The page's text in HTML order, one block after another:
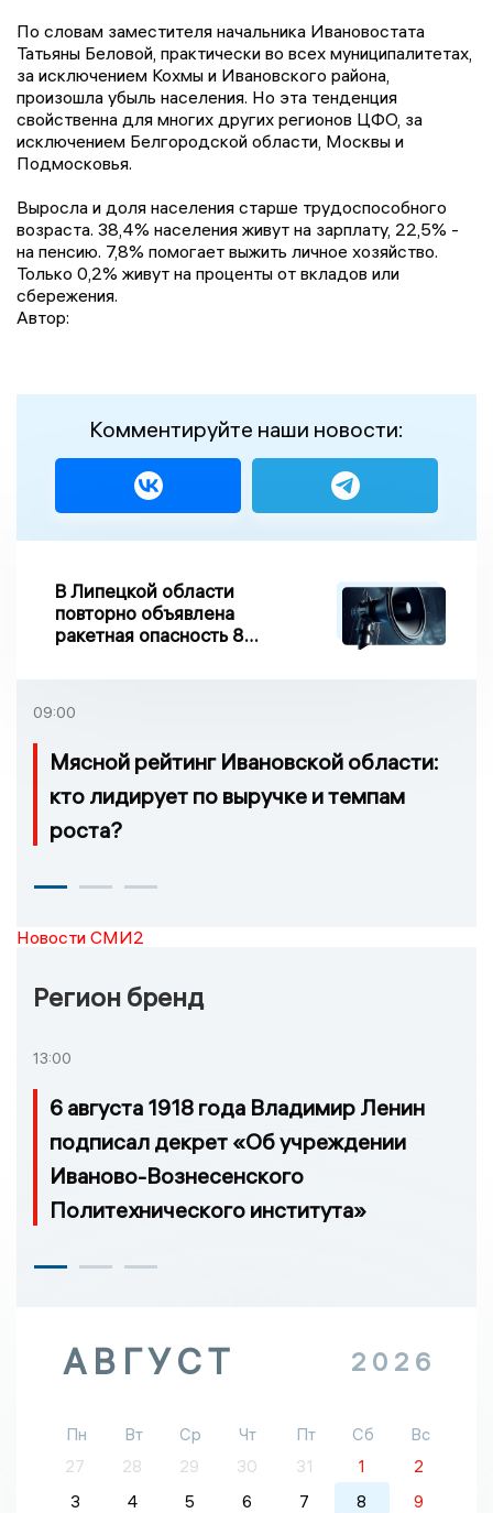
По словам заместителя начальника Ивановостата
Татьяны Беловой, практически во всех муниципалитетах,
за исключением Кохмы и Ивановского района,
произошла убыль населения. Но эта тенденция
свойственна для многих других регионов ЦФО, за
исключением Белгородской области, Москвы и
Подмосковья.
Выросла и доля населения старше трудоспособного
возраста. 38,4% населения живут на зарплату, 22,5% -
на пенсию. 7,8% помогает выжить личное хозяйство.
Только 0,2% живут на проценты от вкладов или
сбережения.
Автор:
Комментируйте наши новости:
В Липецкой области
повторно объявлена
ракетная опасность 8
09:00
Мясной рейтинг Ивановской области:
кто лидирует по выручке и темпам
роста?
Новости СМИ2
Регион бренд
13:00
6 августа 1918 года Владимир Ленин
подписал декрет «Об учреждении
Иваново-Вознесенского
Политехнического института»
АВГУСТ 2026
Пн Вт Ср Чт Пт Сб
Вс
27
28 29 30 31 1
2
3
4 5 6 7 8
9